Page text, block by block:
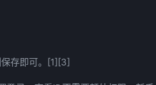
存即可。[1][3]